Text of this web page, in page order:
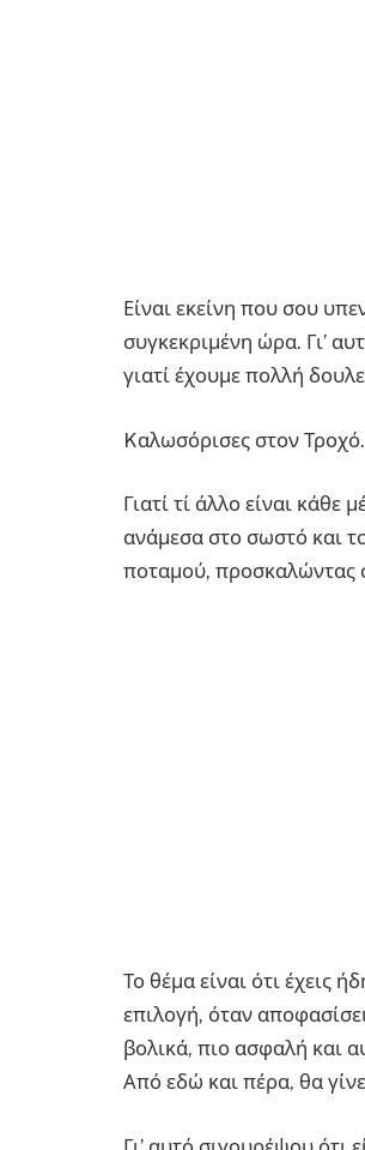
Είναι εκείνη που σου
συγκεκριμένη ώρα. Γι’
γιατί έχουμε πολλή
Kαλωσόρισες στον Τροχό.
Γιατί τί άλλο είναι
ανάμεσα στο σωστό και
ποταμού, προσκαλώντας
Το θέμα είναι ότι έχεις
επιλογή, όταν
βολικά, πιο ασφαλή και
Από εδώ και πέρα, θα